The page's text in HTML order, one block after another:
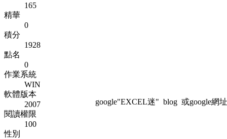
165
精華
0
積分
1928
點名
0
作業系統
WIN
軟體版本
2007
閱讀權限
100
性別
google"EXCEL迷" blog 或google網址